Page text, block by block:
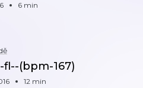
6 min
fl--(bpm-167)
12 min